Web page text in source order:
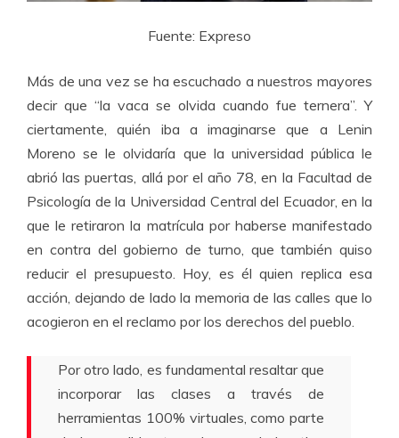
Fuente: Expreso
Más de una vez se ha escuchado a nuestros mayores
decir que “la vaca se olvida cuando fue ternera”. Y
ciertamente, quién iba a imaginarse que a Lenin
Moreno se le olvidaría que la universidad pública le
abrió las puertas, allá por el año 78, en la Facultad de
Psicología de la Universidad Central del Ecuador, en la
que le retiraron la matrícula por haberse manifestado
en contra del gobierno de turno, que también quiso
reducir el presupuesto. Hoy, es él quien replica esa
acción, dejando de lado la memoria de las calles que lo
acogieron en el reclamo por los derechos del pueblo.
Por otro lado, es fundamental resaltar que
incorporar las clases a través de
herramientas 100% virtuales, como parte